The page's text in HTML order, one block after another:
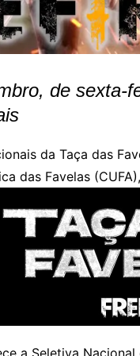
de sexta-
da Taça das
das Favelas